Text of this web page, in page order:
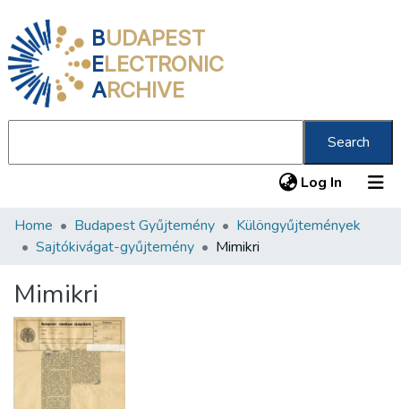
BUDAPEST
ELECTRONIC
ARCHIVE
Search
Log In (current)
Communities & Collections
Statistics
About us
Home Budapest Gyűjtemény
Különgyűjtemények
Sajtókivágat-gyűjtemény
Mimikri
Mimikri